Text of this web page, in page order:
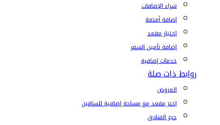
شراء الإضافات
إضافة أمتعة
اختيار مقعد
إضافة تأمين السفر
خدمات إضافية
روابط ذات صلة
العروض
اختر مقعد مع مساحة إضافية للساقين
حجز الفنادق